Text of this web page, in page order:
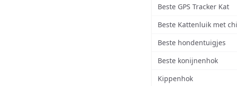
Beste GPS Tracker Kat
Beste Kattenluik met
Beste hondentuigjes
Beste konijnenhok
Kippenhok